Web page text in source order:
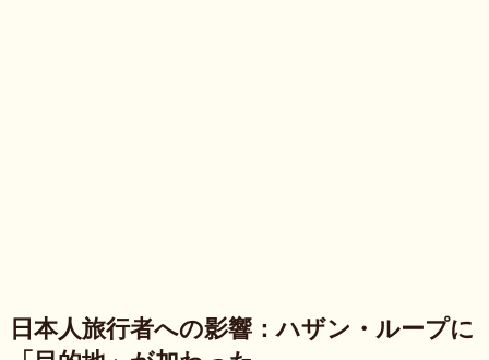
日本人旅行者への影響：ハザン・ループに